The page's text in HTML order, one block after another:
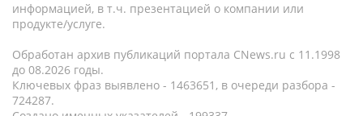
информацией, в т.ч. презентацией о компании или
продукте/услуге.
Обработан архив публикаций портала CNews.ru c 11.1998
до 08.2026 годы.
Ключевых фраз выявлено - 1463651, в очереди разбора -
724287.